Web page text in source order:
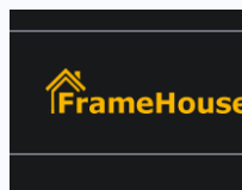
содержимому